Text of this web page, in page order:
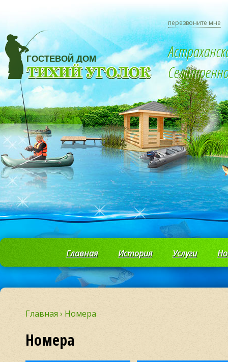
перезвоните мне
Главная История Услуги
Главная› Номера
Номера